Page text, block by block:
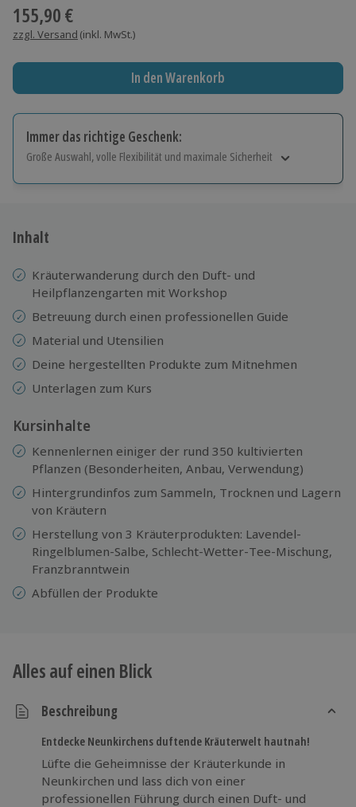
155,90 €
zzgl. Versand (inkl. MwSt.)
In den Warenkorb
Immer das richtige Geschenk:
Große Auswahl, volle Flexibilität und maximale Sicherheit
Jeder Gutschein für alle Erlebnisse einlösbar.
Inhalt
Kräuterwanderung durch den Duft- und
Heilpflanzengarten mit Workshop
Betreuung durch einen professionellen Guide
Material und Utensilien
Deine hergestellten Produkte zum Mitnehmen
Unterlagen zum Kurs
Kursinhalte
Kennenlernen einiger der rund 350 kultivierten
Pflanzen (Besonderheiten, Anbau, Verwendung)
Hintergrundinfos zum Sammeln, Trocknen und Lagern
von Kräutern
Herstellung von 3 Kräuterprodukten: Lavendel-
Ringelblumen-Salbe, Schlecht-Wetter-Tee-Mischung,
Franzbranntwein
Abfüllen der Produkte
Alles auf einen Blick
Beschreibung
Entdecke Neunkirchens duftende Kräuterwelt hautnah!
Lüfte die Geheimnisse der Kräuterkunde in
Neunkirchen und lass dich von einer
professionellen Führung durch einen Duft- und